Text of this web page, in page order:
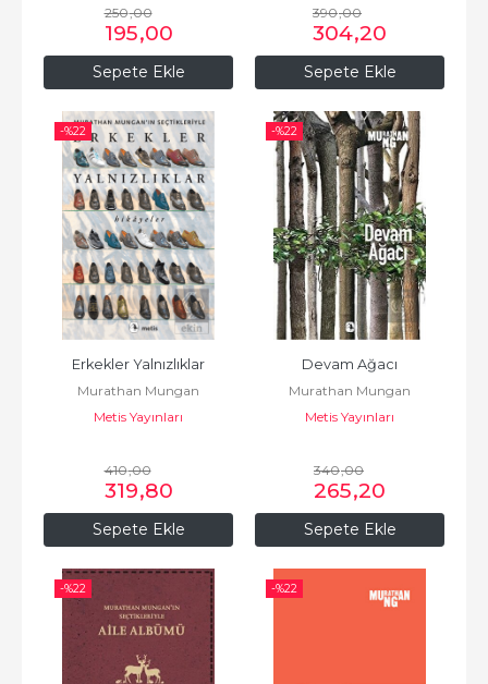
Sepete Ekle
250,00
195,00
Sepete Ekle
390,00
304,20
-%22
Sepete Ekle
Erkekler Yalnızlıklar
Murathan Mungan
Metis Yayınları
410,00
319,80
-%22
Sepete Ekle
Devam Ağacı
Murathan Mungan
Metis Yayınları
340,00
265,20
-%22 -%22